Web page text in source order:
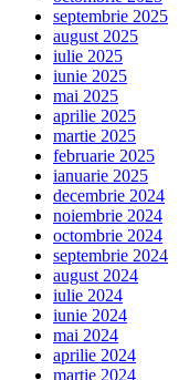
septembrie 2025
august 2025
iulie 2025
iunie 2025
mai 2025
aprilie 2025
martie 2025
februarie 2025
ianuarie 2025
decembrie 2024
noiembrie 2024
octombrie 2024
septembrie 2024
august 2024
iulie 2024
iunie 2024
mai 2024
aprilie 2024
martie 2024